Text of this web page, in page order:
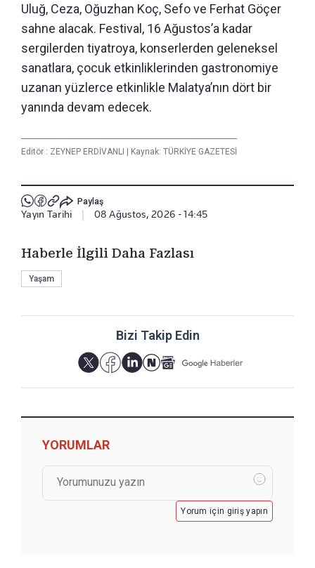
Uluğ, Ceza, Oğuzhan Koç, Sefo ve Ferhat Göçer
sahne alacak. Festival, 16 Ağustos’a kadar
sergilerden tiyatroya, konserlerden geleneksel
sanatlara, çocuk etkinliklerinden gastronomiye
uzanan yüzlerce etkinlikle Malatya’nın dört bir
yanında devam edecek.
Editör : ZEYNEP ERDİVANLI Kaynak: TÜRKİYE GAZETESİ
Paylaş
Yayın Tarihi 08 Ağustos, 2026 - 14:45
Haberle İlgili Daha Fazlası
Yaşam
Bizi Takip Edin
YORUMLAR
Yorum için giriş yapın